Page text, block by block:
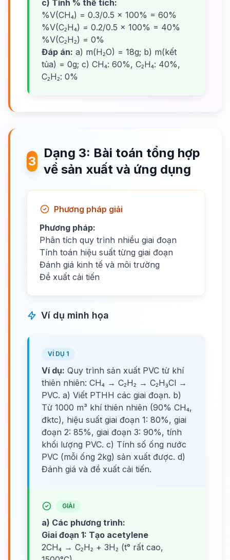
c) Tính % thể tích:
%V(CH₄) = 0.3/0.5 × 100% = 60%
%V(C₂H₄) = 0.2/0.5 × 100% = 40%
%V(C₂H₂) = 0%
Đáp án: a) m(H₂O) = 18g; b) m(kết
tủa) = 0g; c) CH₄: 60%, C₂H₄: 40%,
C₂H₂: 0%
3
Dạng 3: Bài toán tổng hợp
về sản xuất và ứng dụng
Phương pháp giải
Phương pháp:
Phân tích quy trình nhiều giai đoạn
Tính toán hiệu suất từng giai đoạn
Đánh giá kinh tế và môi trường
Đề xuất cải tiến
Ví dụ minh họa
VÍ DỤ 1
Ví dụ: Quy trình sản xuất PVC từ khí
thiên nhiên: CH₄ → C₂H₂ → C₂H₃Cl →
PVC. a) Viết PTHH các giai đoạn. b)
Từ 1000 m³ khí thiên nhiên (90% CH₄,
đktc), hiệu suất giai đoạn 1: 80%, giai
đoạn 2: 85%, giai đoạn 3: 90%, tính
khối lượng PVC. c) Tính số ống nước
PVC (mỗi ống 2kg) sản xuất được. d)
Đánh giá và đề xuất cải tiến.
GIẢI
a) Các phương trình:
Giai đoạn 1: Tạo acetylene
2CH₄ → C₂H₂ + 3H₂ (t° rất cao,